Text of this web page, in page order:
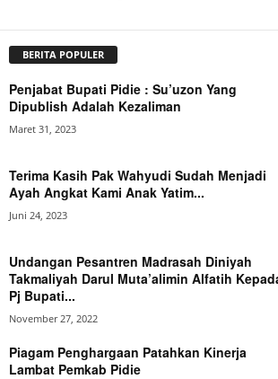
BERITA POPULER
Penjabat Bupati Pidie : Su’uzon Yang
Dipublish Adalah Kezaliman
Maret 31, 2023
Terima Kasih Pak Wahyudi Sudah Menjadi
Ayah Angkat Kami Anak Yatim...
Juni 24, 2023
Undangan Pesantren Madrasah Diniyah
Takmaliyah Darul Muta’alimin Alfatih
Pj Bupati...
November 27, 2022
Piagam Penghargaan Patahkan Kinerja
Lambat Pemkab Pidie